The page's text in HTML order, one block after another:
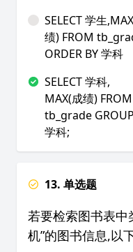
SELECT 学生
绩) FROM
ORDER BY 学科
SELECT 学科,
MAX(成绩) FROM
tb_grade
学科;
13. 单选题
若要检索图书表中
机”的图书信息,以